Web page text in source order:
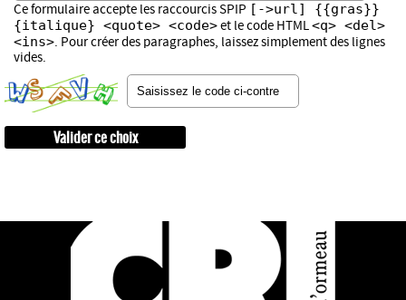
Ce formulaire accepte les raccourcis SPIP [->url] {{gras}}
{italique} <quote> <code>et le code HTML<q> <del>
<ins>. Pour créer des paragraphes, laissez simplement des lignes
vides.